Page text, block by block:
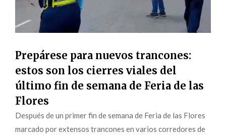
Prepárese para nuevos trancones:
estos son los cierres viales del
último fin de semana de Feria de las
Flores
Después de un primer fin de semana de Feria de las Flores
marcado por extensos trancones en varios corredores de